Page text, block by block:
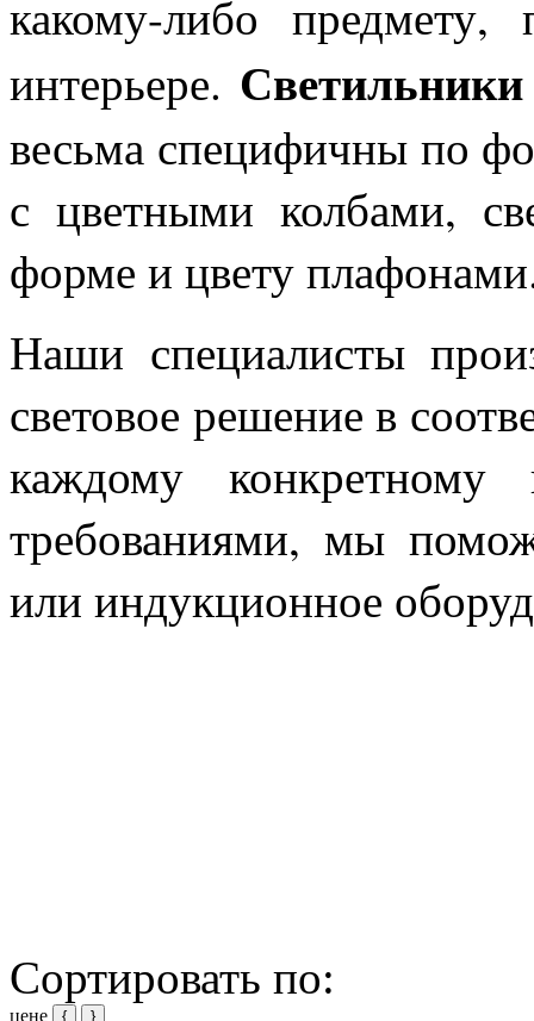
какому-либо
интерьере.
весьма специфичны по
с цветными колбами,
форме и цвету
Наши специалисты
световое решение в
каждому
требованиями, мы
или индукционное
Сортировать по:
цене { }